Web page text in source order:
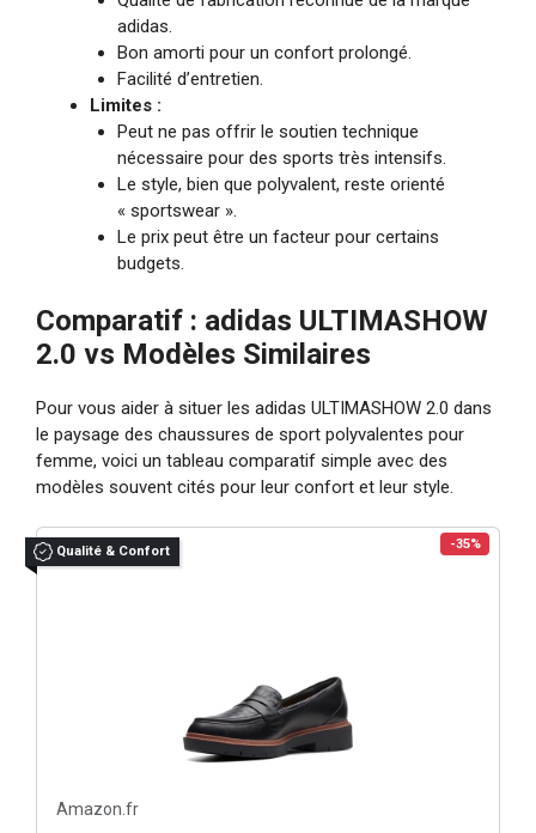
adidas.
Bon amorti pour un confort prolongé.
Facilité d’entretien.
Limites :
Peut ne pas offrir le soutien technique
nécessaire pour des sports très intensifs.
Le style, bien que polyvalent, reste orienté
« sportswear ».
Le prix peut être un facteur pour certains
budgets.
Comparatif : adidas ULTIMASHOW
2.0 vs Modèles Similaires
Pour vous aider à situer les adidas ULTIMASHOW 2.0 dans
le paysage des chaussures de sport polyvalentes pour
femme, voici un tableau comparatif simple avec des
modèles souvent cités pour leur confort et leur style.
Qualité & Confort -35%
Amazon.fr